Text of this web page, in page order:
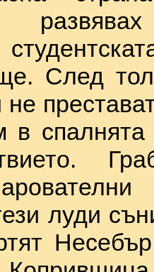
След
спалнята
луди